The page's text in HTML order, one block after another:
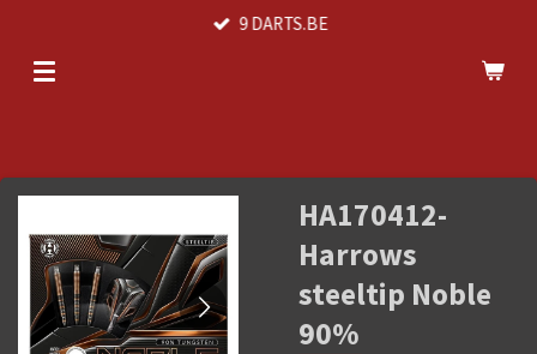
naar
9 DARTS.BE
HA170412-
Harrows
steeltip Noble
90%